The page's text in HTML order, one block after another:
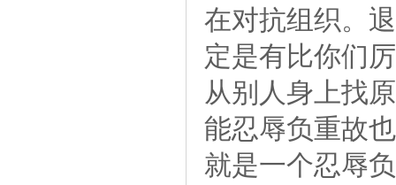
在对抗组织。
定是有比你们
从别人身上找
能忍辱负重故
就是一个忍辱